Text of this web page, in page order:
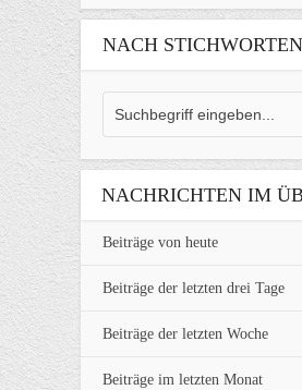
NACH
NACHRICHTEN IM
Beiträge von heute
Beiträge der letzten drei Tage
Beiträge der letzten Woche
Beiträge im letzten Monat